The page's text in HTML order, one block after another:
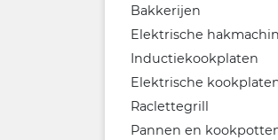
Bakkerijen
Inductiekookplaten
Raclettegrill
Pannen en